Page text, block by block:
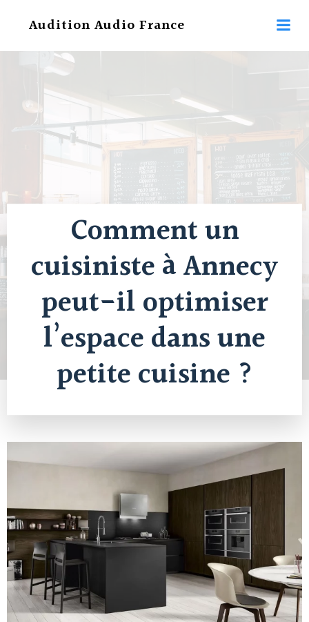
au
Audition Audio France
Comment un
cuisiniste à Annecy
peut-il optimiser
l’espace dans une
petite cuisine ?